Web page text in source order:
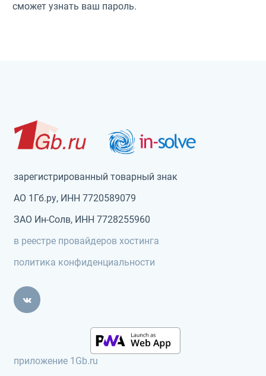
сможет узнать ваш пароль.
зарегистрированный товарный знак
АО 1Гб.ру, ИНН 7720589079
ЗАО Ин-Солв, ИНН 7728255960
в реестре провайдеров хостинга
политика конфиденциальности
приложение 1Gb.ru